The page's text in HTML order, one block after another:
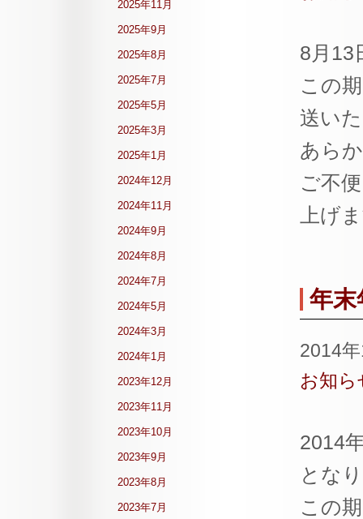
8月13
この
送い
あら
ご不
上げ
年末
2014
お知ら
2014
とな
この
2025年11月
2025年9月
2025年8月
2025年7月
2025年5月
2025年3月
2025年1月
2024年12月
2024年11月
2024年9月
2024年8月
2024年7月
2024年5月
2024年3月
2024年1月
2023年12月
2023年11月
2023年10月
2023年9月
2023年8月
2023年7月